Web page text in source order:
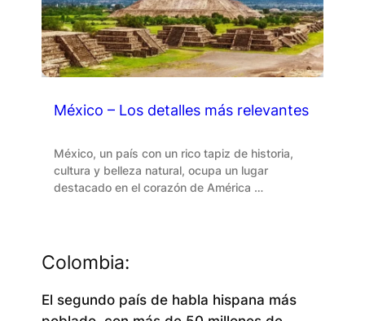
México – Los detalles más relevantes
México, un país con un rico tapiz de historia,
cultura y belleza natural, ocupa un lugar
destacado en el corazón de América …
Colombia:
El segundo país de habla hispana más